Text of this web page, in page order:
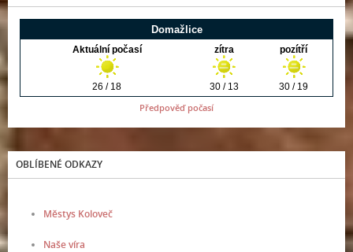
Předpověď počasí
OBLÍBENÉ ODKAZY
Městys Koloveč
Naše víra